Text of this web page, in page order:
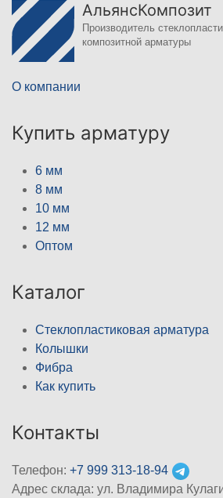
АльянсКомпозит
Производитель
композитной арматуры
О компании
Купить арматуру
6 мм
8 мм
10 мм
12 мм
Оптом
Каталог
Стеклопластиковая арматура
Колышки
Фибра
Как купить
Контакты
Телефон: +7 999 313-18-94
Адрес склада: ул. Владимира